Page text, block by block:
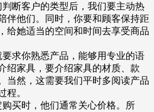
断客户的类型后，我们要主动热
伴他们。同时，你要和顾客保持距
给她适当的空间和时间去享受商品
求你熟悉产品，能够用专业的语
绍家具，要介绍家具的材质、款
当然，这需要我们平时多阅读产品
程。
买时，他们通常关心价格。所